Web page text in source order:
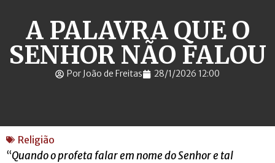
A PALAVRA QUE O
SENHOR NÃO FALOU
Por João de Freitas 28/1/2026 12:00
Religião
“Quando o profeta falar em nome do Senhor e tal